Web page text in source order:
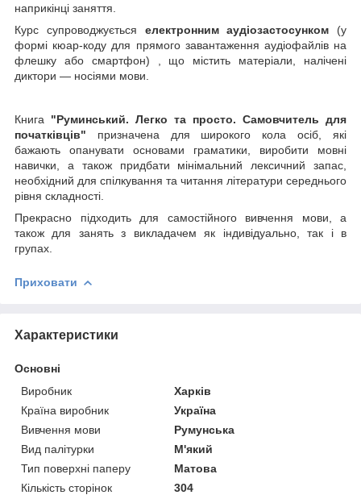
наприкінці заняття.
Курс супроводжується електронним аудіозастосунком (у
формі кюар-коду для прямого завантаження аудіофайлів на
флешку або смартфон) , що містить матеріали, налічені
диктори — носіями мови.
Книга "Руминський. Легко та просто. Самовчитель для
початківців" призначена для широкого кола осіб, які
бажають опанувати основами граматики, виробити мовні
навички, а також придбати мінімальний лексичний запас,
необхідний для спілкування та читання літератури середнього
рівня складності.
Прекрасно підходить для самостійного вивчення мови, а
також для занять з викладачем як індивідуально, так і в
групах.
Приховати
Характеристики
Основні
Виробник
Харків
Країна виробник
Україна
Вивчення мови
Румунська
Вид палітурки
М'який
Тип поверхні паперу
Матова
Кількість сторінок
304